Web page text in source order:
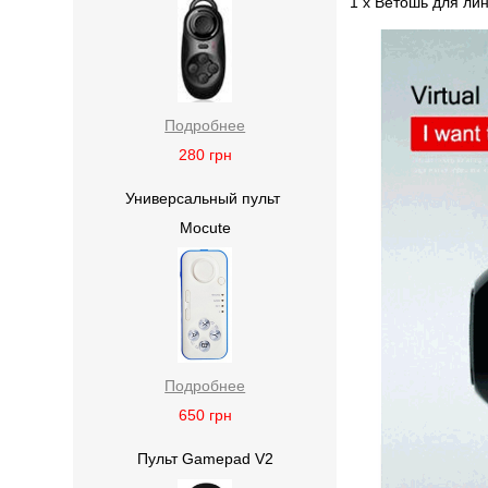
Подробнее
280 грн
Универсальный пульт
Mocute
Подробнее
650 грн
Пульт Gamepad V2